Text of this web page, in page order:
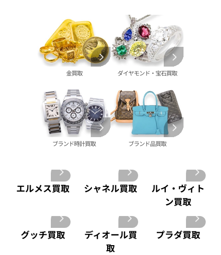
金貨･銀貨 買取
大判･小判 買取
イエローゴールド 買取
ホワイトゴールド 買取
金コンビ 買取
プラチナ 買取
プラチナインゴット 買取
Pt1000 買取
Pt900 買取
Pt850 買取
パラジウム 買取
パライバトルマリン 買取
パール 買取
ハリー･ウィンストン 買取
ヴァンクリーフ&
アーペル 買取
グッチ 買取
ブシュロン 買取
ショーメ 買取
買取可能な商品をもっと見る
エルメス 買取
シャネル 買取
オメガ 買取
タグ・ホイヤー 買取
ブライトリング
ヴァシュロン・コンスタンタン 買取
A. ランゲ&
パネライ 買取
ブルガリ 買取
フランク ミュラー 買取
買取可能な商品をもっと見る
金買取 ダイヤモンド・宝石買取
ブランド時計買取 ブランド品買取
エルメス買取 シャネル買取
ルイ・ヴィト
ン買取
グッチ買取
ディオール買
取
プラダ買取